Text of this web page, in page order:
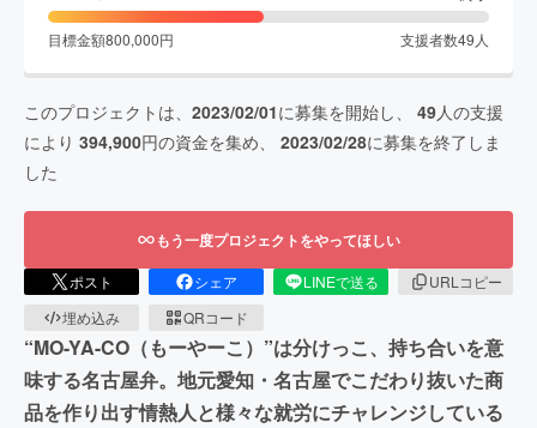
目標金額800,000円 支援者数49 人
このプロジェクトは、 2023/02/01に募集を開始し、 49人の支援
により 394,900円の資金を集め、 2023/02/28に募集を終了しま
した
もう一度プロジェクトをやってほしい
ポスト シェア LINEで送る
URLコピー
埋め込み
QRコード
“MO-YA-CO（もーやーこ）”は分けっこ、持ち合いを意
味する名古屋弁。地元愛知・名古屋でこだわり抜いた商
品を作り出す情熱人と様々な就労にチャレンジしている